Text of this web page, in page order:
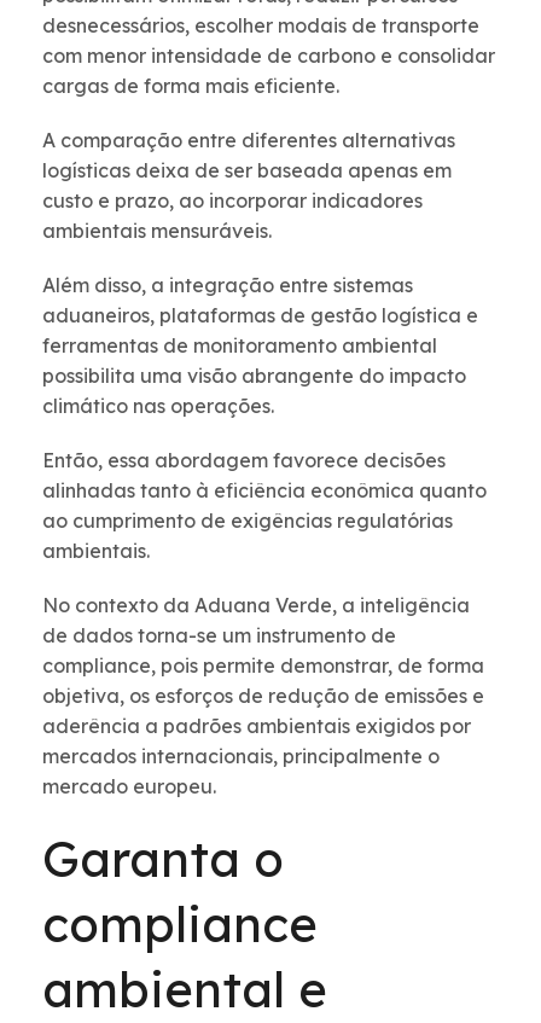
desnecessários, escolher modais de transporte
com menor intensidade de carbono e consolidar
cargas de forma mais eficiente.
A comparação entre diferentes alternativas
logísticas deixa de ser baseada apenas em
custo e prazo, ao incorporar indicadores
ambientais mensuráveis.
Além disso, a integração entre sistemas
aduaneiros, plataformas de gestão logística e
ferramentas de monitoramento ambiental
possibilita uma visão abrangente do impacto
climático nas operações.
Então, essa abordagem favorece decisões
alinhadas tanto à eficiência econômica quanto
ao cumprimento de exigências regulatórias
ambientais.
No contexto da Aduana Verde, a inteligência
de dados torna-se um instrumento de
compliance, pois permite demonstrar, de forma
objetiva, os esforços de redução de emissões e
aderência a padrões ambientais exigidos por
mercados internacionais, principalmente o
mercado europeu.
Garanta o
compliance
ambiental e